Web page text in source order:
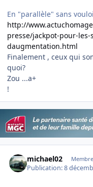
En "parallèle" sans
http://
presse/jackpot-pour-
daugmentation.html
Finalement , ceux qui
quoi?
Zou ...a+
!
michael02 Membre
Publication:8